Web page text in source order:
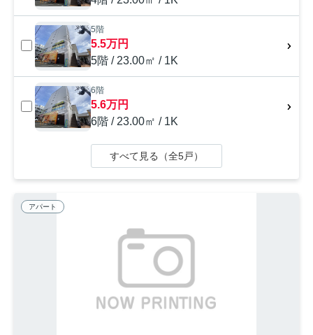
5階
5.5万円
5階 / 23.00㎡ / 1K
6階
5.6万円
6階 / 23.00㎡ / 1K
すべて見る（全5戸）
アパート